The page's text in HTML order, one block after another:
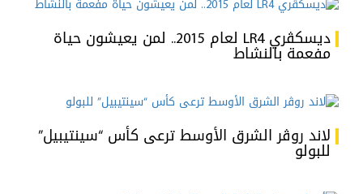
ديسكڤري LR4 لعام 2015.. لمن يعيشون حياة
مفعمة بالنشاط
لاند روڤر الشرق الأوسط ترعى كأس “سينتيبيل”
للبولو